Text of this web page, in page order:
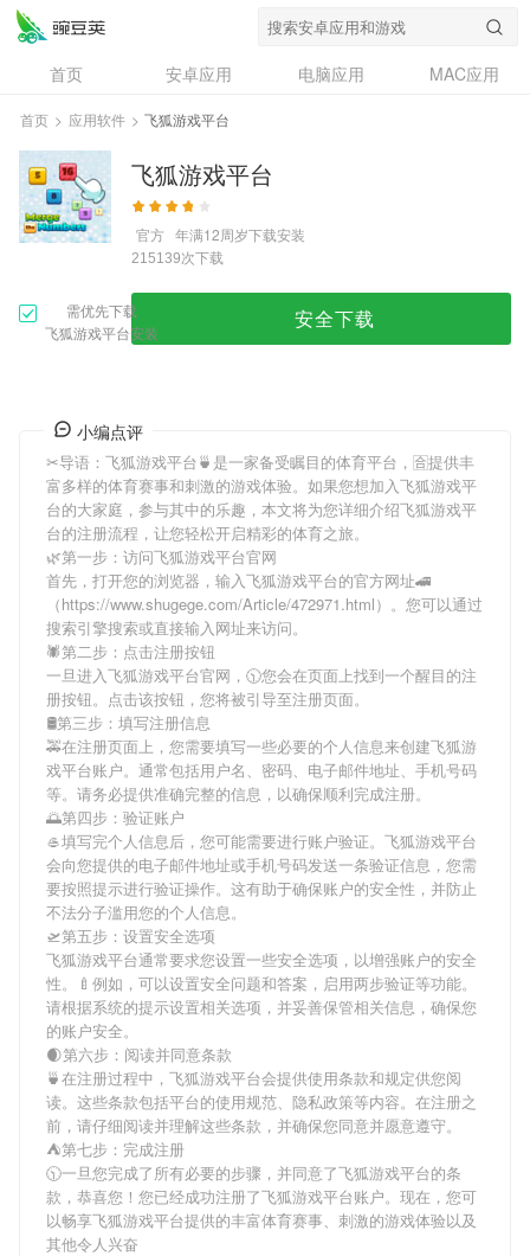
首页 安卓应用 电脑应用
MAC应用
资讯
专题
问答
首页 > 应用软件 > 飞狐游戏平台
飞狐游戏平台
官方 年满12周岁下载安装
215139次下载
需优先下载
飞狐游戏平台安装
安全下载
小编点评
✂导语： 飞狐游戏平台🍵是一家备受瞩目的体育平台，🈴提供丰
富多样的体育赛事和刺激的游戏体验。如果您想加入飞狐游戏平
台的大家庭，参与其中的乐趣，本文将为您详细介绍飞狐游戏平
台的注册流程，让您轻松开启精彩的体育之旅。
🌿第一步：访问飞狐游戏平台官网
首先，打开您的浏览器，输入飞狐游戏平台的官方网址🚄
（https://www.shugege.com/Article/472971.html）。您可以通过
搜索引擎搜索或直接输入网址来访问。
🕷第二步：点击注册按钮
一旦进入飞狐游戏平台官网，🕥您会在页面上找到一个醒目的注
册按钮。点击该按钮，您将被引导至注册页面。
🛢第三步：填写注册信息
🚕在注册页面上，您需要填写一些必要的个人信息来创建飞狐游
戏平台账户。通常包括用户名、密码、电子邮件地址、手机号码
等。请务必提供准确完整的信息，以确保顺利完成注册。
🌅第四步：验证账户
🥌填写完个人信息后，您可能需要进行账户验证。 飞狐游戏平台
会向您提供的电子邮件地址或手机号码发送一条验证信息，您需
要按照提示进行验证操作。这有助于确保账户的安全性，并防止
不法分子滥用您的个人信息。
🛫第五步：设置安全选项
飞狐游戏平台通常要求您设置一些安全选项，以增强账户的安全
性。🍼例如，可以设置安全问题和答案，启用两步验证等功能。
请根据系统的提示设置相关选项，并妥善保管相关信息，确保您
的账户安全。
🌒第六步：阅读并同意条款
🍵在注册过程中， 飞狐游戏平台会提供使用条款和规定供您阅
读。这些条款包括平台的使用规范、隐私政策等内容。在注册之
前，请仔细阅读并理解这些条款，并确保您同意并愿意遵守。
⛺第七步：完成注册
🕥一旦您完成了所有必要的步骤，并同意了飞狐游戏平台的条
款，恭喜您！您已经成功注册了飞狐游戏平台账户。现在，您可
以畅享飞狐游戏平台提供的丰富体育赛事、刺激的游戏体验以及
其他令人兴奋